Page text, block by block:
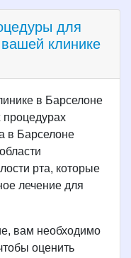
для
клинике
в Барселоне
в Барселоне
рта, которые
лечение для
вам необходимо
оценить